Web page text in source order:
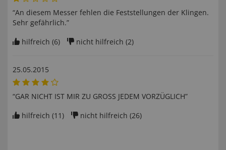
“An diesem Messer fehlen die Feststellungen der Klingen.
Sehr gefährlich.”
hilfreich (6) nicht hilfreich (2)
25.05.2015
“GAR NICHT IST MIR ZU GROSS JEDEM VORZÜGLICH”
hilfreich (11) nicht hilfreich (26)